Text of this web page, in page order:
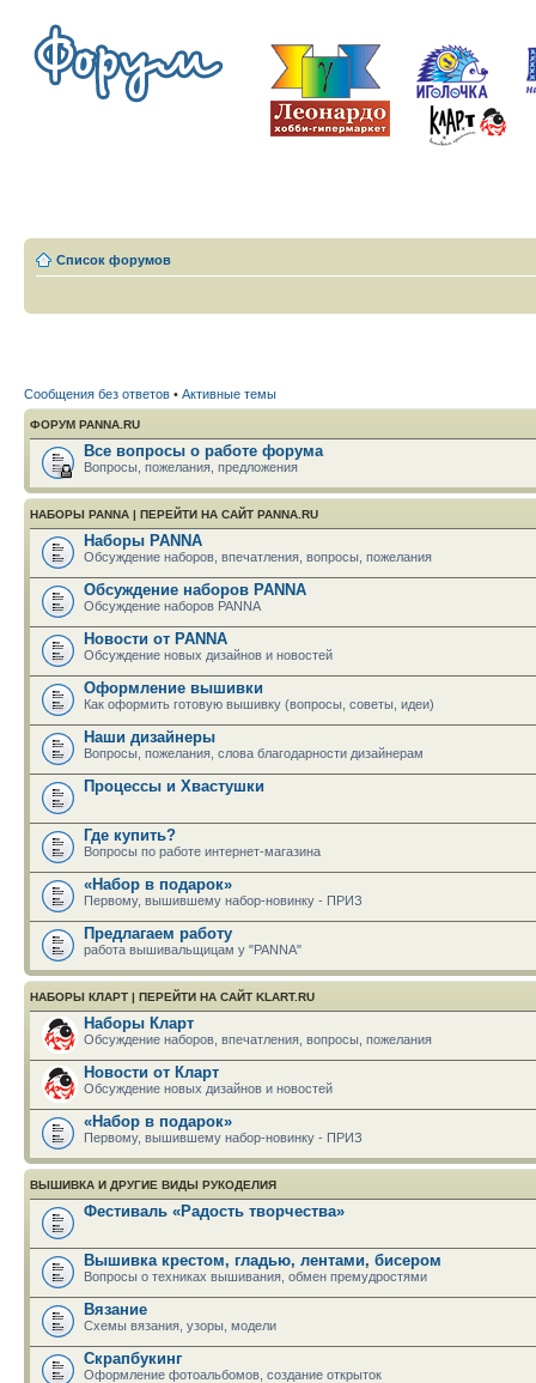
Список форумов
Сообщения без ответов • Активные темы
ФОРУМ PANNA.RU
Все вопросы о работе форума
Вопросы, пожелания, предложения
НАБОРЫ PANNA | ПЕРЕЙТИ НА САЙТ PANNA.RU
Наборы PANNA
Обсуждение наборов, впечатления, вопросы, пожелания
Обсуждение наборов PANNA
Обсуждение наборов PANNA
Новости от PANNA
Обсуждение новых дизайнов и новостей
Оформление вышивки
Как оформить готовую вышивку (вопросы, советы, идеи)
Наши дизайнеры
Вопросы, пожелания, слова благодарности дизайнерам
Процессы и Хвастушки
Где купить?
Вопросы по работе интернет-магазина
«Набор в подарок»
Первому, вышившему набор-новинку - ПРИЗ
Предлагаем работу
работа вышивальщицам у "PANNA"
НАБОРЫ КЛАРТ | ПЕРЕЙТИ НА САЙТ KLART.RU
Наборы Кларт
Обсуждение наборов, впечатления, вопросы, пожелания
Новости от Кларт
Обсуждение новых дизайнов и новостей
«Набор в подарок»
Первому, вышившему набор-новинку - ПРИЗ
ВЫШИВКА И ДРУГИЕ ВИДЫ РУКОДЕЛИЯ
Фестиваль «Радость творчества»
Вышивка крестом, гладью, лентами, бисером
Вопросы о техниках вышивания, обмен премудростями
Вязание
Схемы вязания, узоры, модели
Скрапбукинг
Оформление фотоальбомов, создание открыток